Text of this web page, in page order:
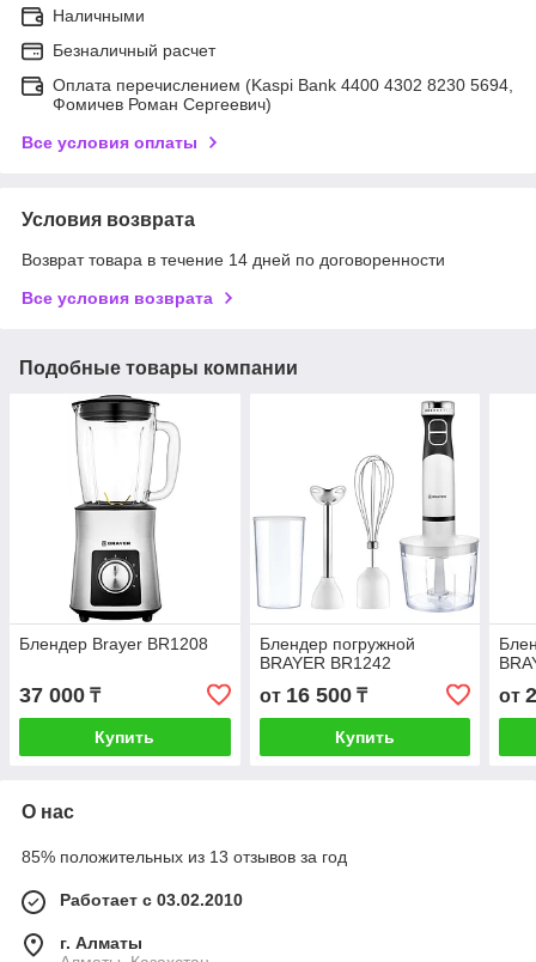
Наличными
Безналичный расчет
Оплата перечислением (Kaspi Bank 4400 4302 8230 5694,
Фомичев Роман Сергеевич)
Все условия оплаты
Условия возврата
Возврат товара в течение 14 дней по договоренности
Все условия возврата
Подобные товары компании
Блендер Brayer BR1208
37 000 ₸
Купить
Блендер погружной
BRAYER BR1242
от 16 500₸
Купить
от
О нас
85% положительных из 13 отзывов за год
Работает с 03.02.2010
г. Алматы